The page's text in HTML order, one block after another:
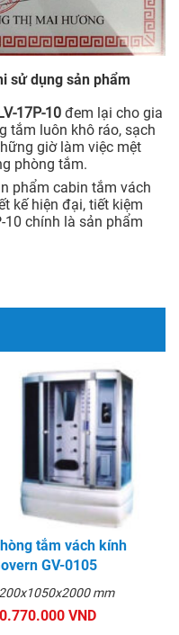
sử dụng sản phẩm
17P-10 đem lại cho gia
tắm luôn khô ráo, sạch
giờ làm việc mệt
phòng tắm.
phẩm cabin tắm vách
kế hiện đại, tiết kiệm
10 chính là sản phẩm
tắm vách kính
GV-0105
mm
VND